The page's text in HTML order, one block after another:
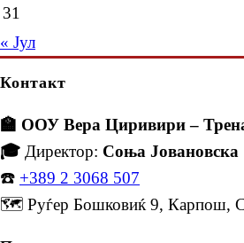
31
« Јул
Контакт
🏫 ООУ Вера Циривири –
🎓 Директор: Соња Јовановска
☎️ +389 2 3068 507
🗺️ Руѓер Бошковиќ 9, Карпош,